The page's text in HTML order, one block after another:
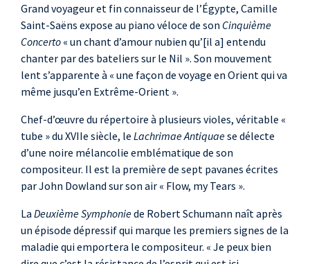
Grand voyageur et fin connaisseur de l’Égypte, Camille
Saint-Saëns expose au piano véloce de son Cinquième
Concerto « un chant d’amour nubien qu’[il a] entendu
chanter par des bateliers sur le Nil ». Son mouvement
lent s’apparente à « une façon de voyage en Orient qui va
même jusqu’en Extrême-Orient ».
Chef-d’œuvre du répertoire à plusieurs violes, véritable «
tube » du XVIIe siècle, le Lachrimae Antiquaese délecte
d’une noire mélancolie emblématique de son
compositeur. Il est la première de sept pavanes écrites
par John Dowland sur son air « Flow, my Tears ».
La Deuxième Symphoniede Robert Schumann naît après
un épisode dépressif qui marque les premiers signes de la
maladie qui emportera le compositeur. « Je peux bien